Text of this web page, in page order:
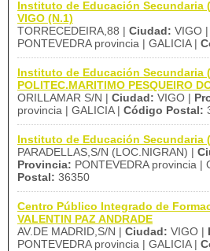
Instituto de Educación Secundaria
VIGO (N.1)
TORRECEDEIRA,88 | Ciudad: VIGO |
PONTEVEDRA provincia | GALICIA |
Instituto de Educación Secundaria
POLITEC.MARITIMO PESQUEIRO
ORILLAMAR S/N | Ciudad: VIGO |
provincia | GALICIA | Código Postal:
Instituto de Educación Secundaria
PARADELLAS,S/N (LOC.NIGRAN) |
Provincia: PONTEVEDRA provincia |
Postal: 36350
Centro Público Integrado de
VALENTIN PAZ ANDRADE
AV.DE MADRID,S/N | Ciudad: VIGO |
PONTEVEDRA provincia | GALICIA |